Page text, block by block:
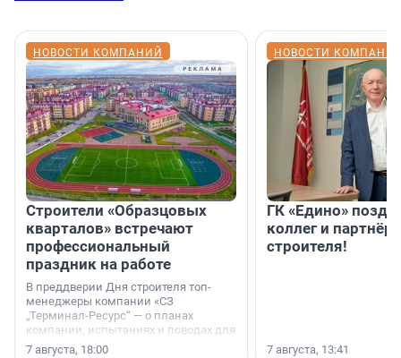
НОВОСТИ КОМПАНИЙ
Строители «Образцовых
кварталов» встречают
профессиональный
праздник на работе
В преддверии Дня строителя топ-
менеджеры компании «СЗ
„Терминал-Ресурс“ — о планах
компании, испытаниях и поводах для
осторожного оптимизма.
7 августа, 18:00
НОВОСТИ
ГК «Едино»
коллег и
строителя!
7 августа, 13:41